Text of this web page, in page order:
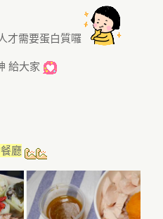
才需要蛋白質囉
給大家
廳